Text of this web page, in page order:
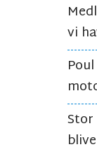
vi
Stor